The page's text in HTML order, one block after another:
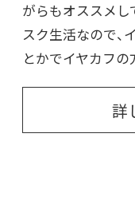
がらもオススメし
スク生活なので、
とかでイヤカフの
詳